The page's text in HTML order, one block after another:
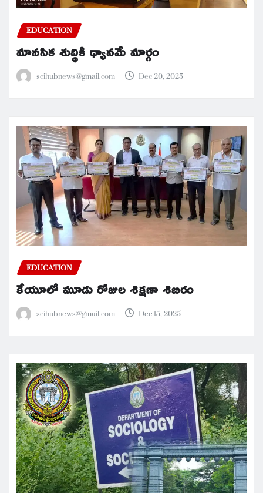
EDUCATION
మానసిక శుద్ధికి ధ్యానమే మార్గం
scihubnews@gmail.com Dec 20, 2025
EDUCATION
కేయూలో మూడు రోజుల శిక్షణా శిబిరం
scihubnews@gmail.com Dec 15, 2025